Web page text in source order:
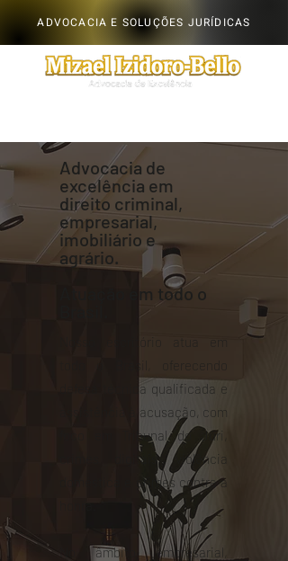
ADVOCACIA E SOLUÇÕES JURÍDICAS
Advocacia de
excelência em
direito criminal,
empresarial,
imobiliário e
agrário.
Atuação em todo o
defesa técnica qualificada e
assistência à acusação, com
foco em Tribunal do Júri,
crimes digitais, violência
doméstica e crimes contra a
No âmbito empresarial,